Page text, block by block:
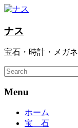
ナス
宝石・時計・メガネ
Menu
ホーム
宝 石